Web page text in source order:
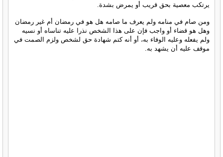
يرتكب معصية بحق قريب أو يمرض بشدة.
ومن صام في منامه ولم يعرف ما صامه هل هو في رمضان أم غير رمضان
وهل هو قضاء أو واجب فإن على هذا الشخص نذرا عليه تناساه أو نسيه
ولم يفعله وعليه الوفاء به، أو أنه كتم شهادة حق لشخص ولزم الصمت في
موقف عليه أن يشهد به.